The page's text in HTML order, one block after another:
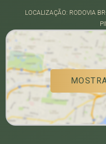
LOCALIZAÇÃO: RODOVIA